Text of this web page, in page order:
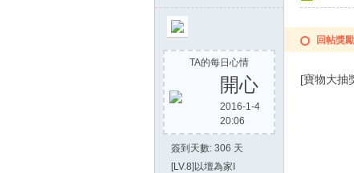
TA的每日心情
開心
2016-1-4
20:06
簽到天數: 306 天
[LV.8]以壇為家I
回帖獎勵
[寶物大抽